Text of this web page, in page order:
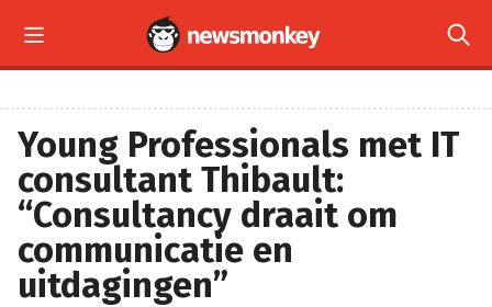
 
Young Professionals met IT
consultant Thibault:
“Consultancy draait om
communicatie en
uitdagingen”